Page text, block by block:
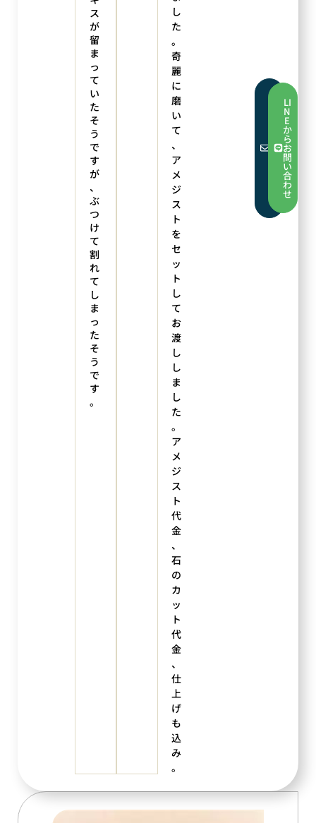
ス
が
留
ま
っ
て
い
た
そ
う
で
す
が
、
ぶ
つ
け
て
割
れ
て
し
ま
っ
た
そ
う
で
す
。
し
た
。
奇
麗
に
磨
い
て
、
ア
メ
ジ
ス
ト
を
セ
ッ
ト
し
て
お
渡
し
し
ま
し
た
。
ア
メ
ジ
ス
ト
代
金
、
石
の
カ
ッ
ト
代
金
、
仕
上
げ
も
込
み
。
ら
お
LI
N
E
か
ら
お
問
い
合
わ
せ